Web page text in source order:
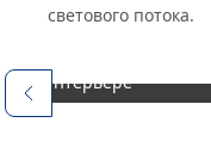
светового потока.
интерьере